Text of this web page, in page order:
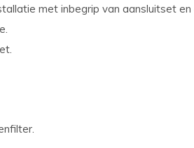
met inbegrip van aansluitset en